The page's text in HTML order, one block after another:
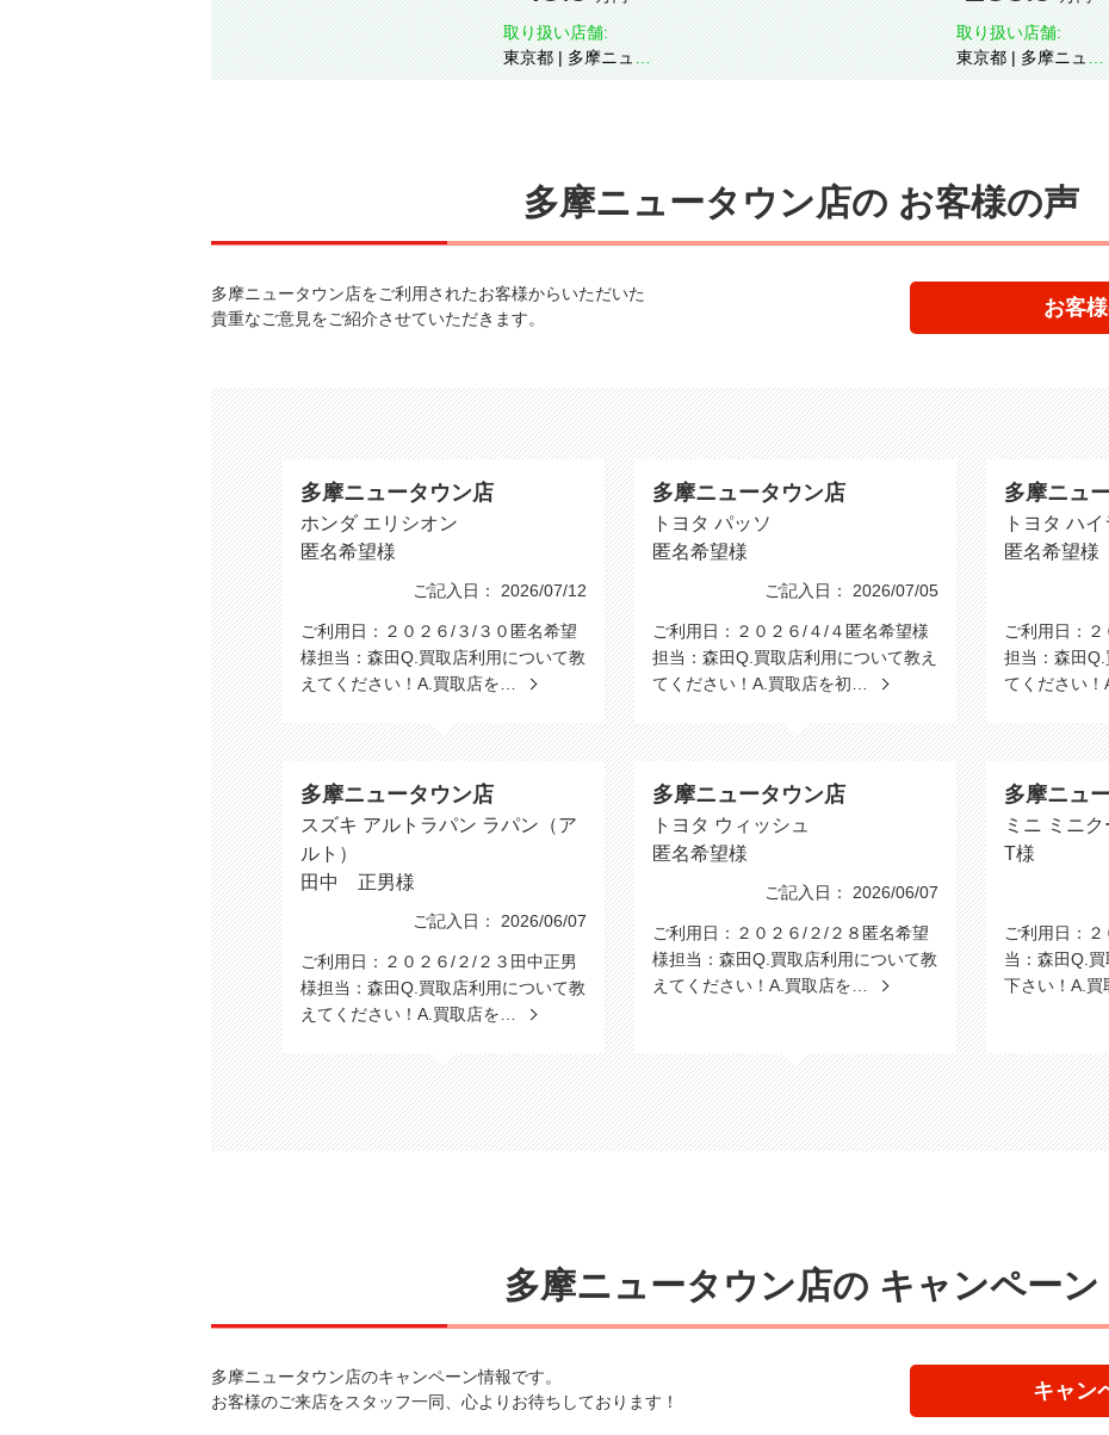
取り扱い店舗:
東京都 | 多摩ニュー
タウン
取り扱い店舗:
東京都 | 多摩ニュー
タウン
多摩ニュータウン店の お客様の声
多摩ニュータウン店をご利用されたお客様からいただいた
貴重なご意見をご紹介させていただきます。
お客
多摩ニュータウン店
ホンダ エリシオン
匿名希望様
ご記入日： 2026/07/12
ご利用日：２０２６/３/３０匿名希望
様担当：森田Q.買取店利用について教
えてください！A.買取店を…
多摩ニュータウン店
トヨタ パッソ
匿名希望様
ご記入日： 2026/07/05
ご利用日：２０２６/４/４匿名希望様
担当：森田Q.買取店利用について教え
てください！A.買取店を初…
多摩ニュ
トヨタ ハ
匿名希望様
ご利用日：
担当：森田Q.
てください
多摩ニュータウン店
スズキ アルトラパン ラパン（ア
ルト）
田中 正男様
ご記入日： 2026/06/07
ご利用日：２０２６/２/２３田中正男
様担当：森田Q.買取店利用について教
えてください！A.買取店を…
多摩ニュータウン店
トヨタ ウィッシュ
匿名希望様
ご記入日： 2026/06/07
ご利用日：２０２６/２/２８匿名希望
様担当：森田Q.買取店利用について教
えてください！A.買取店を…
多摩ニュ
ミニ ミニ
T様
ご利用日：
当：森田Q.
下さい！A.
多摩ニュータウン店の キャンペーン
多摩ニュータウン店のキャンペーン情報です。
お客様のご来店をスタッフ一同、心よりお待ちしております！
キャン